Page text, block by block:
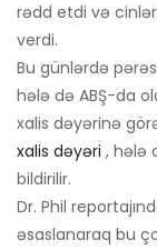
rədd etdi və
verdi.
Bu günlərdə
hələ də ABŞ-da
xalis dəyərinə
xalis dəyəri , hələ
bildirilir.
Dr. Phil
əsaslanaraq bu